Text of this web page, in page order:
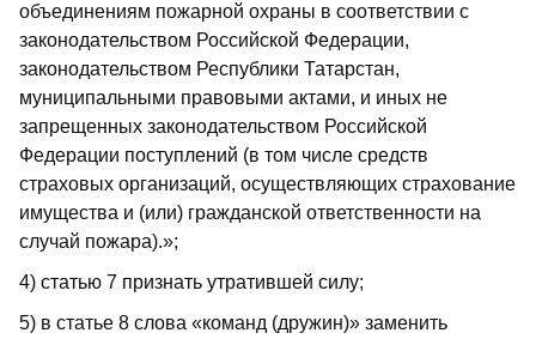
объединениям пожарной охраны в соответствии с
законодательством Российской Федерации,
законодательством Республики Татарстан,
муниципальными правовыми актами, и иных не
запрещенных законодательством Российской
Федерации поступлений (в том числе средств
страховых организаций, осуществляющих страхование
имущества и (или) гражданской ответственности на
случай пожара).»;
4) статью 7 признать утратившей силу;
5) в статье 8 слова «команд (дружин)» заменить